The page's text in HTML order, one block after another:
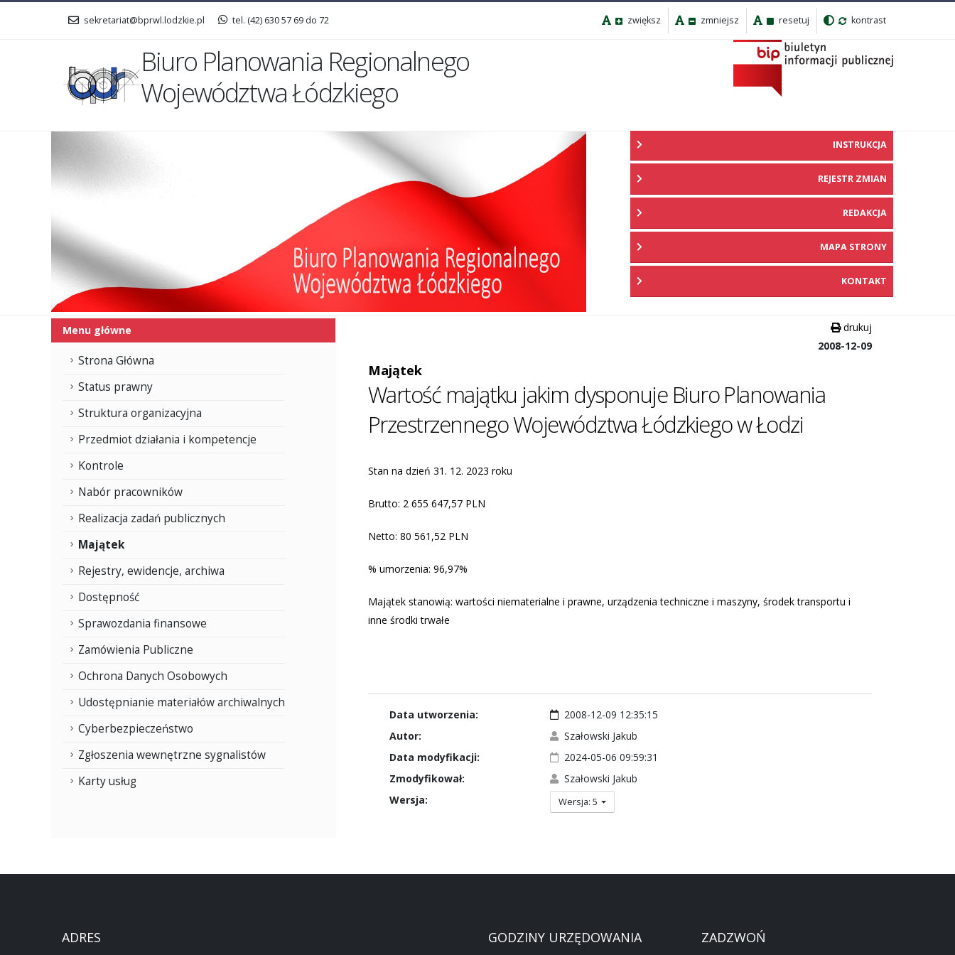
sekretariat@bprwl.lodzkie.pl tel. (42) 630 57 69 do 72 zwiększ zmniejsz resetuj kontrast
Biuro Planowania Regionalnego
Województwa Łódzkiego
INSTRUKCJA
REJESTR ZMIAN
REDAKCJA
MAPA STRONY
KONTAKT
Menu główne
Strona Główna
Status prawny
Struktura organizacyjna
Przedmiot działania i kompetencje
Kontrole
Nabór pracowników
Realizacja zadań publicznych
Majątek
Rejestry, ewidencje, archiwa
Dostępność
Sprawozdania finansowe
Zamówienia Publiczne
Ochrona Danych Osobowych
Udostępnianie materiałów archiwalnych
Cyberbezpieczeństwo
Zgłoszenia wewnętrzne sygnalistów
Karty usług
drukuj
2008-12-09
Majątek
Wartość majątku jakim dysponuje Biuro Planowania
Przestrzennego Województwa Łódzkiego w Łodzi
Stan na dzień 31. 12. 2023 roku
Brutto: 2 655 647,57 PLN
Netto: 80 561,52 PLN
% umorzenia: 96,97%
Majątek stanowią: wartości niematerialne i prawne, urządzenia techniczne i maszyny, środek transportu i
inne środki trwałe
Data utworzenia:
2008-12-09 12:35:15
Autor:
Szałowski Jakub
Data modyfikacji:
2024-05-06 09:59:31
Zmodyfikował:
Szałowski Jakub
Wersja:
Wersja: 5
ADRES GODZINY URZĘDOWANIA ZADZWOŃ